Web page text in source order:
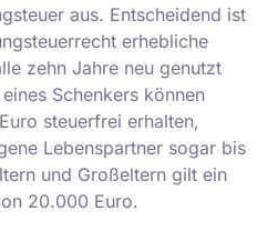
aus. Entscheidend ist
erhebliche
zehn Jahre neu genutzt
Schenkers können
steuerfrei erhalten,
Lebenspartner sogar bis
und Großeltern gilt ein
20.000 Euro.